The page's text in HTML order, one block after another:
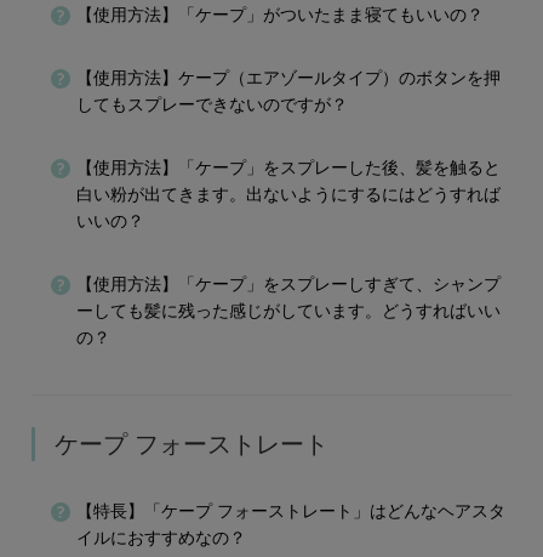
【使用方法】「ケープ」がついたまま寝てもいいの？
【使用方法】ケープ（エアゾールタイプ）のボタンを押
してもスプレーできないのですが？
【使用方法】「ケープ」をスプレーした後、髪を触ると
白い粉が出てきます。出ないようにするにはどうすれば
いいの？
【使用方法】「ケープ」をスプレーしすぎて、シャンプ
ーしても髪に残った感じがしています。どうすればいい
の？
ケープ フォーストレート
【特長】「ケープ フォーストレート」はどんなヘアスタ
イルにおすすめなの？